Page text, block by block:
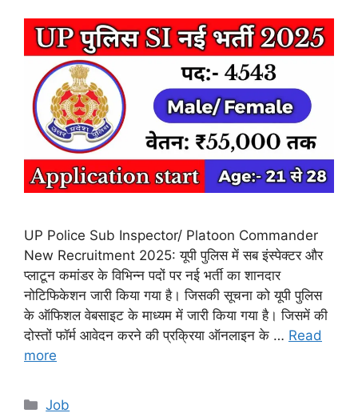
UP Police Sub Inspector/ Platoon Commander
New Recruitment 2025: यूपी पुलिस में सब इंस्पेक्टर और
प्लाटून कमांडर के विभिन्न पदों पर नई भर्ती का शानदार
नोटिफिकेशन जारी किया गया है। जिसकी सूचना को यूपी पुलिस
के ऑफिशल वेबसाइट के माध्यम में जारी किया गया है। जिसमें की
दोस्तों फॉर्म आवेदन करने की प्रक्रिया ऑनलाइन के … Read
more
Categories
Job